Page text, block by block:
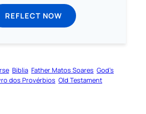
REFLECT NOW
Biblia Father Matos Soares God’s
dos Provérbios Old Testament